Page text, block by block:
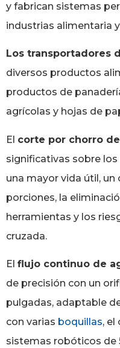
y fabrican sistemas
industrias alimentaria
Los transportadores
diversos productos
productos de
agrícolas y hojas de
El corte por chorro
significativas sobre
una mayor vida útil,
porciones, la
herramientas y los
cruzada.
El flujo continuo de
de precisión con un
pulgadas, adaptable
con varias boquillas, el
sistemas robóticos de